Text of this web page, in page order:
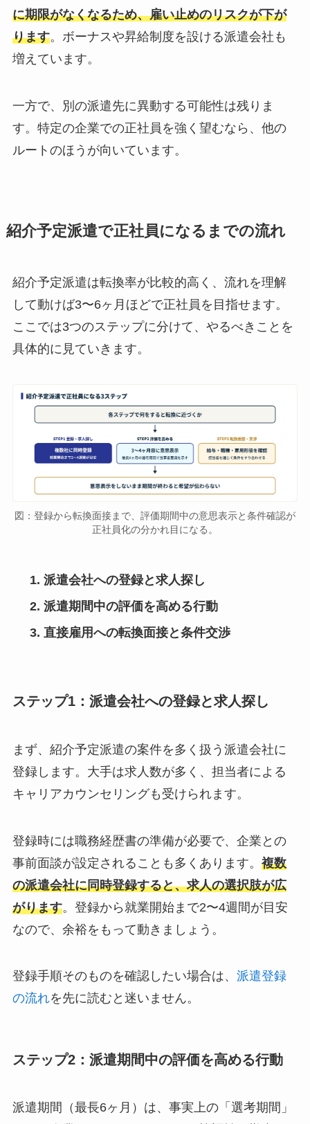
に期限がなくなるため、雇い止めのリスクが下が
ります。ボーナスや昇給制度を設ける派遣会社も
増えています。
一方で、別の派遣先に異動する可能性は残りま
す。特定の企業での正社員を強く望むなら、他の
ルートのほうが向いています。
紹介予定派遣で正社員になるまでの流れ
紹介予定派遣は転換率が比較的高く、流れを理解
して動けば3〜6ヶ月ほどで正社員を目指せます。
ここでは3つのステップに分けて、やるべきことを
具体的に見ていきます。
図：登録から転換面接まで、評価期間中の意思表示と条件確認が
正社員化の分かれ目になる。
派遣会社への登録と求人探し
派遣期間中の評価を高める行動
直接雇用への転換面接と条件交渉
ステップ1：派遣会社への登録と求人探し
まず、紹介予定派遣の案件を多く扱う派遣会社に
登録します。大手は求人数が多く、担当者による
キャリアカウンセリングも受けられます。
登録時には職務経歴書の準備が必要で、企業との
事前面談が設定されることも多くあります。 複数
の派遣会社に同時登録すると、求人の選択肢が広
がります。登録から就業開始まで2〜4週間が目安
なので、余裕をもって動きましょう。
登録手順そのものを確認したい場合は、 派遣登録
の流れを先に読むと迷いません。
ステップ2：派遣期間中の評価を高める行動
派遣期間（最長6ヶ月）は、事実上の「選考期間」